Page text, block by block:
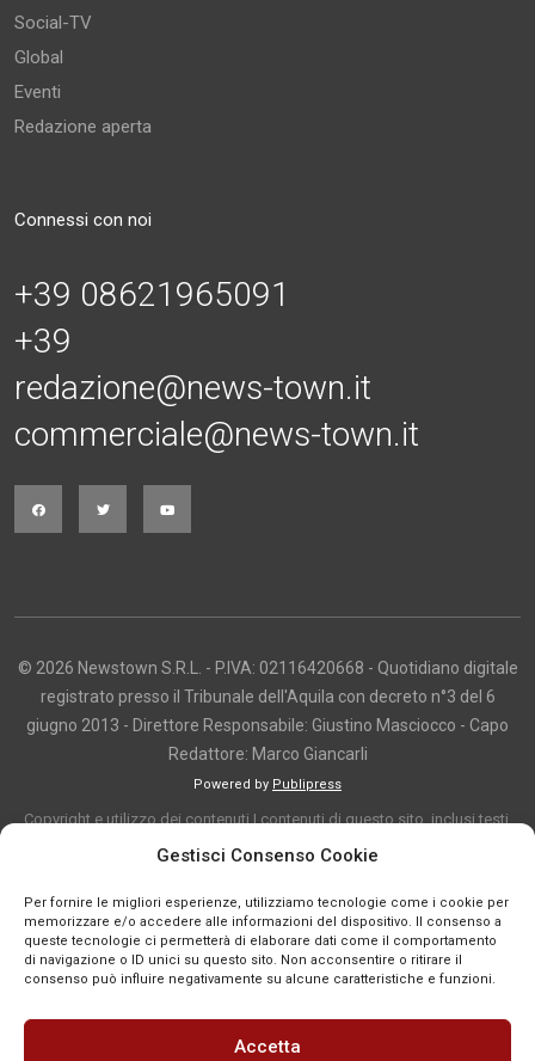
Gestisci Consenso Cookie
Per fornire le migliori esperienze, utilizziamo tecnologie come i cookie per
memorizzare e/o accedere alle informazioni del dispositivo. Il consenso a
queste tecnologie ci permetterà di elaborare dati come il comportamento
di navigazione o ID unici su questo sito. Non acconsentire o ritirare il
consenso può influire negativamente su alcune caratteristiche e funzioni.
Accetta
Social-TV
Global
Eventi
Redazione aperta
Connessi con noi
+39 08621965091
+39
redazione@news-town.it
commerciale@news-town.it
© 2026 Newstown S.R.L. - P.IVA: 02116420668 - Quotidiano digitale
registrato presso il Tribunale dell'Aquila con decreto n°3 del 6
giugno 2013 - Direttore Responsabile: Giustino Masciocco - Capo
Redattore: Marco Giancarli
Powered by Publipress
Copyright e utilizzo dei contenuti I contenuti di questo sito, inclusi testi,
articoli, immagini, fotografie, video e grafica, sono protetti da copyright e
indicazione. La riproduzione totale o parziale dei contenuti è consentita
solo previa autorizzazione o citando chiaramente la fonte, con link diretto
alla pagina originale, quando previsto. I contenuti provenienti da terze
parti sono pubblicati a fini informativi e restano di proprietà dei legittimi
titolari dei diritti. Se un contenuto viola diritti d’autore o norme vigenti, è
possibile segnalarlo per la verifica e l’eventuale rimozione tramite